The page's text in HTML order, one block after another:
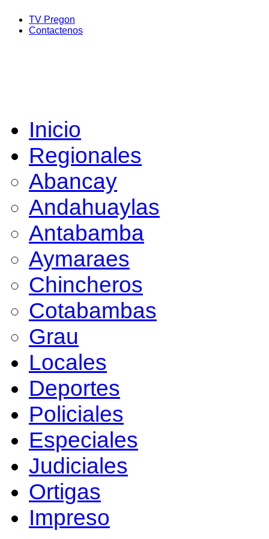
TV Pregon
Contactenos
Inicio
Regionales
Abancay
Andahuaylas
Antabamba
Aymaraes
Chincheros
Cotabambas
Grau
Locales
Deportes
Policiales
Especiales
Judiciales
Ortigas
Impreso